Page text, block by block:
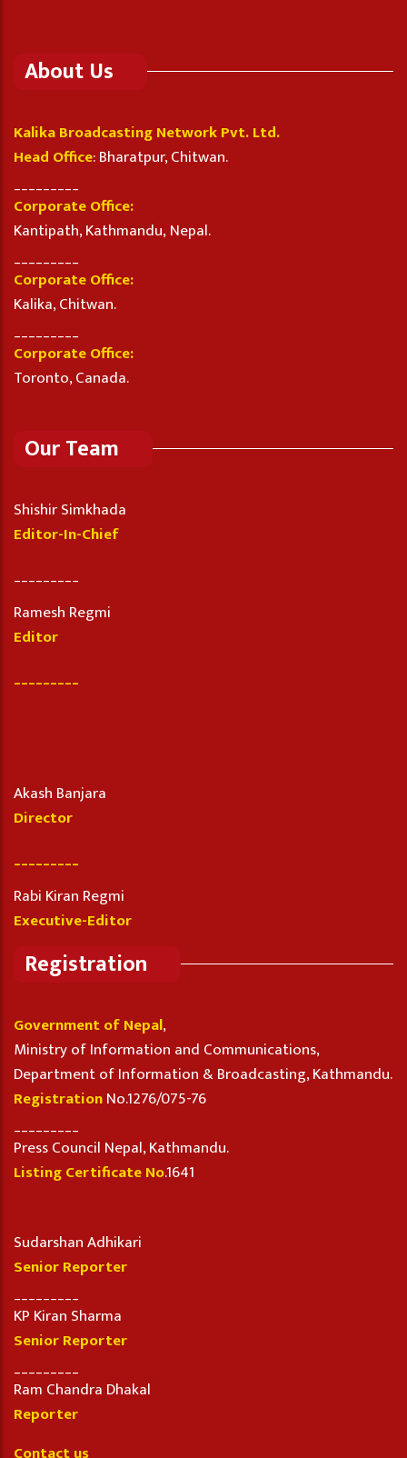
About Us
Kalika Broadcasting Network Pvt. Ltd.
Head Office: Bharatpur, Chitwan.
Corporate Office:
Kantipath, Kathmandu, Nepal.
Corporate Office:
Kalika, Chitwan.
Corporate Office:
Toronto, Canada.
Our Team
Shishir Simkhada
Editor-In-Chief
Ramesh Regmi
Editor
_________
Akash Banjara
Director
_________
Rabi Kiran Regmi
Executive-Editor
Registration
Government of Nepal,
Ministry of Information and Communications,
Department of Information & Broadcasting, Kathmandu.
RegistrationNo.1276/075-76
Press Council Nepal, Kathmandu.
Listing Certificate No.1641
Sudarshan Adhikari
Senior Reporter
KP Kiran Sharma
Senior Reporter
Ram Chandra Dhakal
Reporter